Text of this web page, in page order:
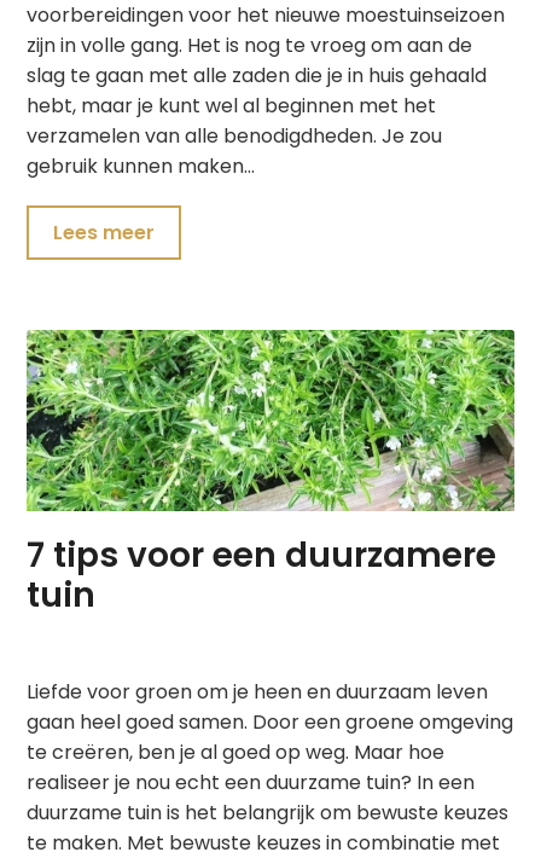
voorbereidingen voor het nieuwe moestuinseizoen
zijn in volle gang. Het is nog te vroeg om aan de
slag te gaan met alle zaden die je in huis gehaald
hebt, maar je kunt wel al beginnen met het
verzamelen van alle benodigdheden. Je zou
gebruik kunnen maken…
Lees meer
7 tips voor een duurzamere
tuin
Liefde voor groen om je heen en duurzaam leven
gaan heel goed samen. Door een groene omgeving
te creëren, ben je al goed op weg. Maar hoe
realiseer je nou echt een duurzame tuin? In een
duurzame tuin is het belangrijk om bewuste keuzes
te maken. Met bewuste keuzes in combinatie met